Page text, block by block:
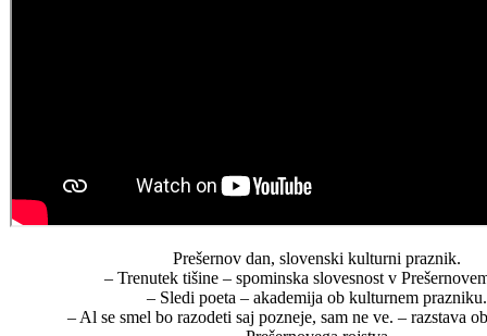
Prešernov dan, slovenski kulturni praznik.
– Trenutek tišine – spominska slovesnost v
– Sledi poeta – akademija ob kulturnem prazniku.
– Al se smel bo razodeti saj pozneje, sam ne ve. – razstava